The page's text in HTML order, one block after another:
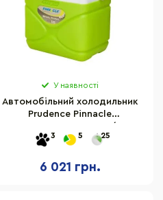
У наявності
Автомобільний холодильник
Prudence Pinnacle
30 л
3 5 25
6 021 грн.